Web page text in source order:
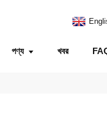
পণ্য খবর